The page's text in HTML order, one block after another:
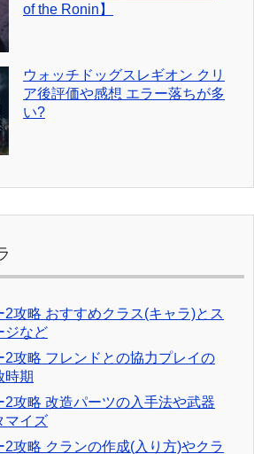
of the Ronin】
ウォッチドッグスレギオン クリ
ア後評価や感想 エラー落ちが多
い?
2攻略 おすすめクラス(キャラ)とス
ジなど
2攻略 フレンドとの協力プレイの
時期
2攻略 改造パーツの入手法や武器
マイズ
2攻略 クランの作成(入り方)やクラ